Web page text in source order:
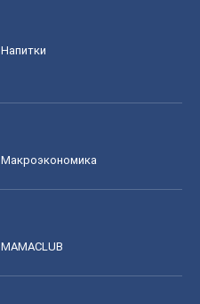
Напитки
Mакроэкономика
MAMACLUB